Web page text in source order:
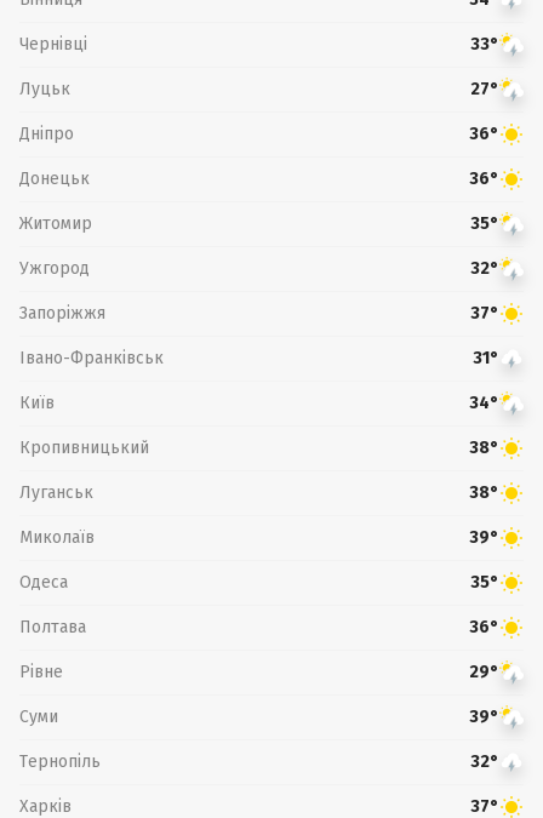
Чернівці 33°
Луцьк 27°
Дніпро 36°
Донецьк 36°
Житомир 35°
Ужгород 32°
Запоріжжя 37°
Івано-Франківськ 31°
Київ 34°
Кропивницький 38°
Луганськ 38°
Миколаїв 39°
Одеса 35°
Полтава 36°
Рівне 29°
Суми 39°
Тернопіль 32°
Харків 37°